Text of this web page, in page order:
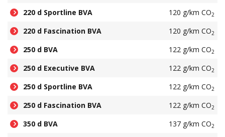
220 d Sportline BVA 120 g/km CO2
220 d Fascination BVA 120 g/km CO2
250 d BVA 122 g/km CO2
250 d Executive BVA 122 g/km CO2
250 d Sportline BVA 122 g/km CO2
250 d Fascination BVA 122 g/km CO2
350 d BVA 137 g/km CO2